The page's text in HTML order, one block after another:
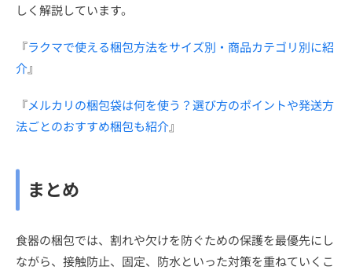
しく解説しています。
『ラクマで使える梱包方法をサイズ別・商品カテゴリ別に紹
介』
『メルカリの梱包袋は何を使う？選び方のポイントや発送方
法ごとのおすすめ梱包も紹介』
まとめ
食器の梱包では、割れや欠けを防ぐための保護を最優先にし
ながら、接触防止、固定、防水といった対策を重ねていくこ